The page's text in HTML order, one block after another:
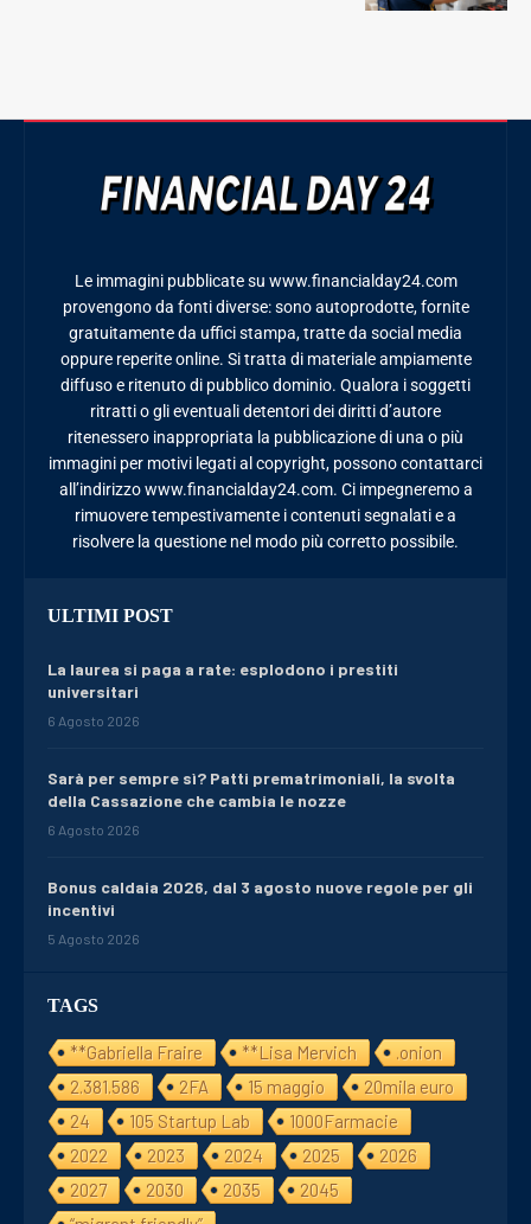
TAGS
**Gabriella Fraire **Lisa Mervich
.onion
2.381.586
2FA 15 maggio
20mila euro
24
105 Startup Lab
1000Farmacie
2022
2023 2024 2025
2026
2027
2030 2035
2045
Le immagini pubblicate su www.financialday24.com
provengono da fonti diverse: sono autoprodotte, fornite
gratuitamente da uffici stampa, tratte da social media
oppure reperite online. Si tratta di materiale ampiamente
diffuso e ritenuto di pubblico dominio. Qualora i soggetti
ritratti o gli eventuali detentori dei diritti d’autore
ritenessero inappropriata la pubblicazione di una o più
immagini per motivi legati al copyright, possono contattarci
all’indirizzo www.financialday24.com. Ci impegneremo a
rimuovere tempestivamente i contenuti segnalati e a
risolvere la questione nel modo più corretto possibile.
ULTIMI POST
La laurea si paga a rate: esplodono i prestiti
universitari
6 Agosto 2026
Sarà per sempre sì? Patti prematrimoniali, la svolta
della Cassazione che cambia le nozze
6 Agosto 2026
Bonus caldaia 2026, dal 3 agosto nuove regole per gli
incentivi
5 Agosto 2026